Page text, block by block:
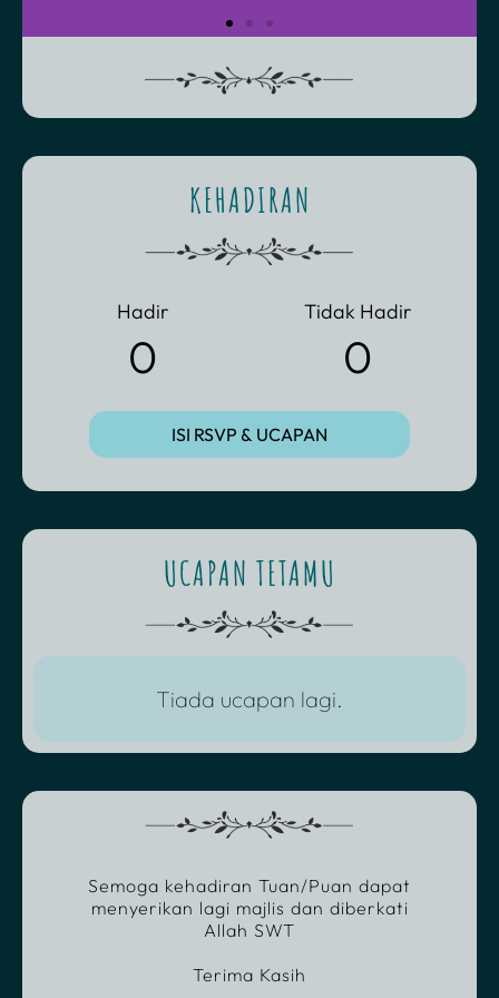
KEHADIRAN
Hadir
0
Tidak Hadir
0
ISI RSVP & UCAPAN
UCAPAN TETAMU
Tiada ucapan lagi.
Semoga kehadiran Tuan/Puan dapat
menyerikan lagi majlis dan diberkati
Allah SWT
Terima Kasih